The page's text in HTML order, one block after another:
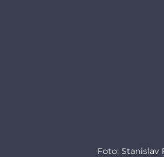
Foto: Stanislav